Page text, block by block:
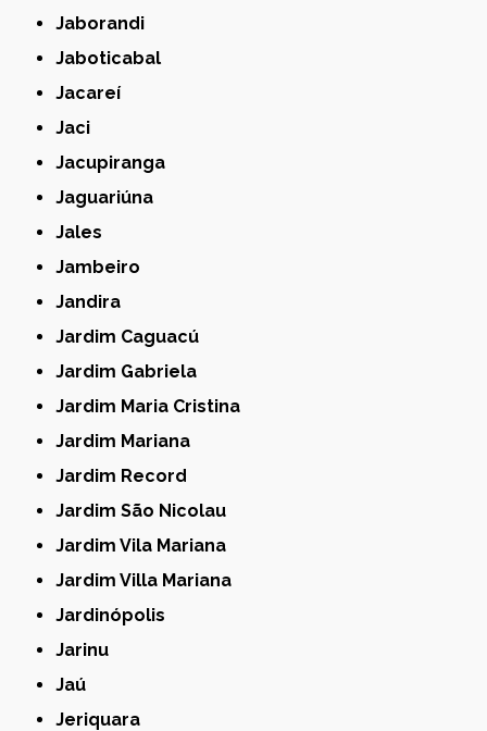
Jaborandi
Jaboticabal
Jacareí
Jaci
Jacupiranga
Jaguariúna
Jales
Jambeiro
Jandira
Jardim Caguacú
Jardim Gabriela
Jardim Maria Cristina
Jardim Mariana
Jardim Record
Jardim São Nicolau
Jardim Vila Mariana
Jardim Villa Mariana
Jardinópolis
Jarinu
Jaú
Jeriquara